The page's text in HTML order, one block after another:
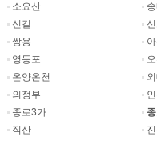
소요산
신길
쌍용
영등포
온양온천
의정부
종로3가
직산